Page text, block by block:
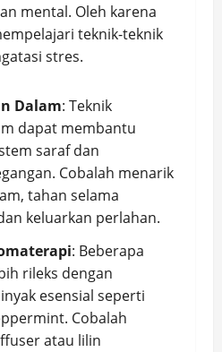
mental. Oleh karena
teknik-teknik
stres.
Dalam: Teknik
dapat membantu
saraf dan
Cobalah menarik
tahan selama
keluarkan perlahan.
: Beberapa
rileks dengan
esensial seperti
Cobalah
atau lilin